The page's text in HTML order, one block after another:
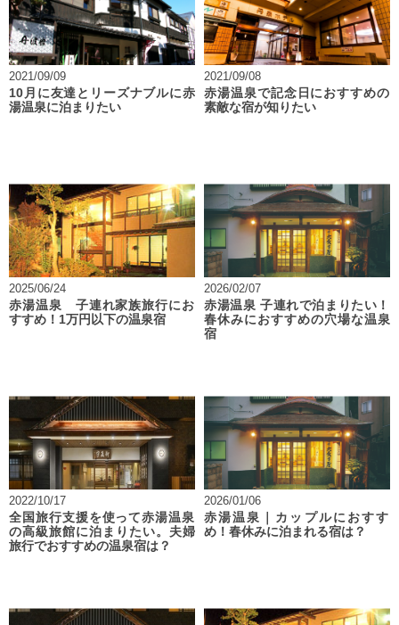
2021/09/09
10月に友達とリーズナブルに赤
湯温泉に泊まりたい
2021/09/08
赤湯温泉で記念日におすすめの
素敵な宿が知りたい
2025/06/24
赤湯温泉 子連れ家族旅行にお
すすめ！1万円以下の温泉宿
2026/02/07
赤湯温泉 子連れで泊まりたい！
春休みにおすすめの穴場な温泉
宿
2022/10/17
全国旅行支援を使って赤湯温泉
の高級旅館に泊まりたい。夫婦
旅行でおすすめの温泉宿は？
2026/01/06
赤湯温泉｜カップルにおすす
め！春休みに泊まれる宿は？